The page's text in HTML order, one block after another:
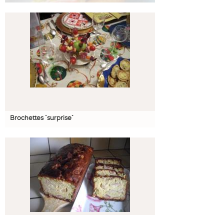
Brochettes "surprise"